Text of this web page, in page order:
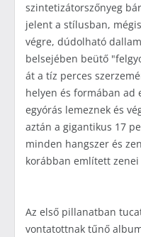
szintetizátorszőnyeg
jelent a stílusban,
végre, dúdolható
belsejében beütő
át a tíz perces
helyen és formában ad
egyórás lemeznek és
aztán a gigantikus 17
minden hangszer és
korábban említett zenei
Az első pillanatban
vontatottnak tűnő